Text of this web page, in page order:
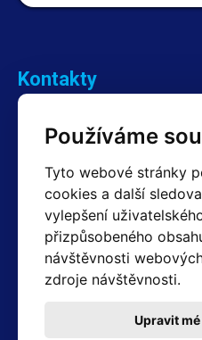
Používáme
Tyto webové stránky
cookies a další
vylepšení
přizpůsobeného
návštěvnosti
zdroje návštěvnosti.
Upravit
Kontakty
+420 603 357 606 +420
Fakturační a expediční
+420 605 259 759 (Po–Pá: 7:30 –
Technické oddělení
+420 603 355 085 (Po–Pá: 8:00 –
servis@hotair.cz
Platba jen v hotovosti